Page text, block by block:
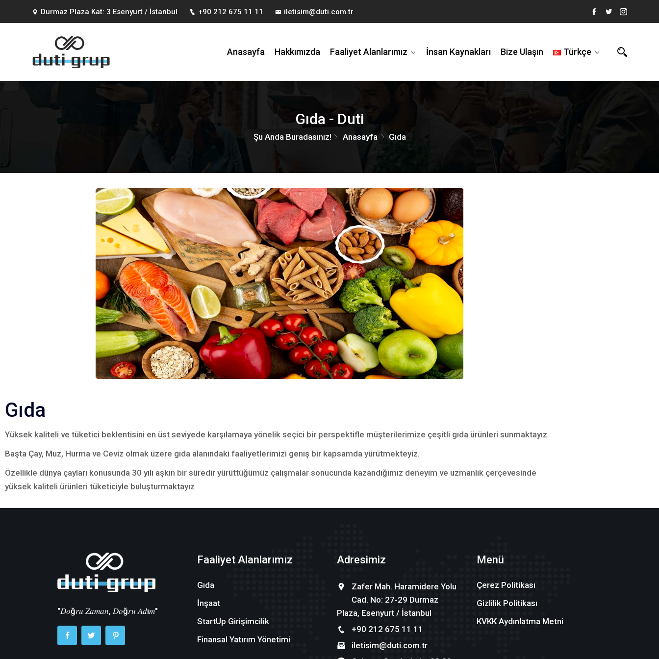
Durmaz Plaza Kat: 3 Esenyurt / İstanbul +90 212 675 11 11 iletisim@duti.com.tr
Anasayfa Hakkımızda Faaliyet Alanlarımız İnsan Kaynakları Bize Ulaşın Türkçe
Gıda - Duti
Şu Anda Buradasınız! Anasayfa Gıda
Gıda
Yüksek kaliteli ve tüketici beklentisini en üst seviyede karşılamaya yönelik seçici bir perspektifle müşterilerimize çeşitli gıda ürünleri sunmaktayız
Başta Çay, Muz, Hurma ve Ceviz olmak üzere gıda alanındaki faaliyetlerimizi geniş bir kapsamda yürütmekteyiz.
Özellikle dünya çayları konusunda 30 yılı aşkın bir süredir yürüttüğümüz çalışmalar sonucunda kazandığımız deneyim ve uzmanlık çerçevesinde
yüksek kaliteli ürünleri tüketiciyle buluşturmaktayız
"𝐷𝑜ğ𝑟𝑢 𝑍𝑎𝑚𝑎𝑛, 𝐷𝑜ğ𝑟𝑢 𝐴𝑑ı𝑚"
Faaliyet Alanlarımız
Gıda
İnşaat
StartUp Girişimcilik
Finansal Yatırım Yönetimi
Adresimiz
Zafer Mah. Haramidere Yolu
Cad. No: 27-29 Durmaz
Plaza, Esenyurt / İstanbul
+90 212 675 11 11
iletisim@duti.com.tr
Menü
Çerez Politikası
Gizlilik Politikası
KVKK Aydınlatma Metni